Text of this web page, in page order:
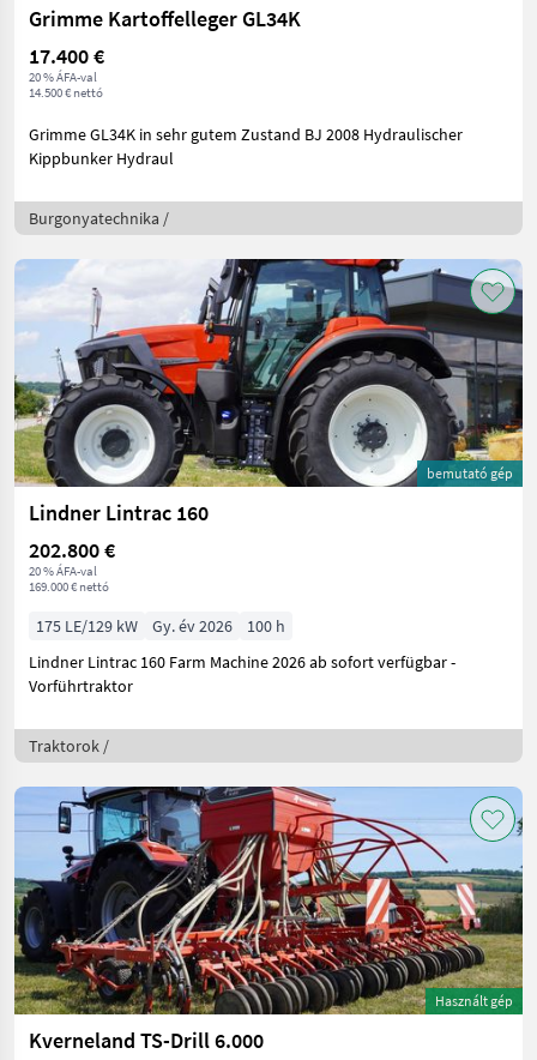
Grimme Kartoffelleger GL34K
17.400 €
20 % ÁFA-val
14.500 € nettó
Grimme GL34K in sehr gutem Zustand BJ 2008 Hydraulischer
Kippbunker Hydraul
Burgonyatechnika /
bemutató gép
Lindner Lintrac 160
202.800 €
20 % ÁFA-val
169.000 € nettó
175 LE/129 kW Gy. év 2026
100 h
Lindner Lintrac 160 Farm Machine 2026 ab sofort verfügbar -
Vorführtraktor
Traktorok /
Használt gép
Kverneland TS-Drill 6.000